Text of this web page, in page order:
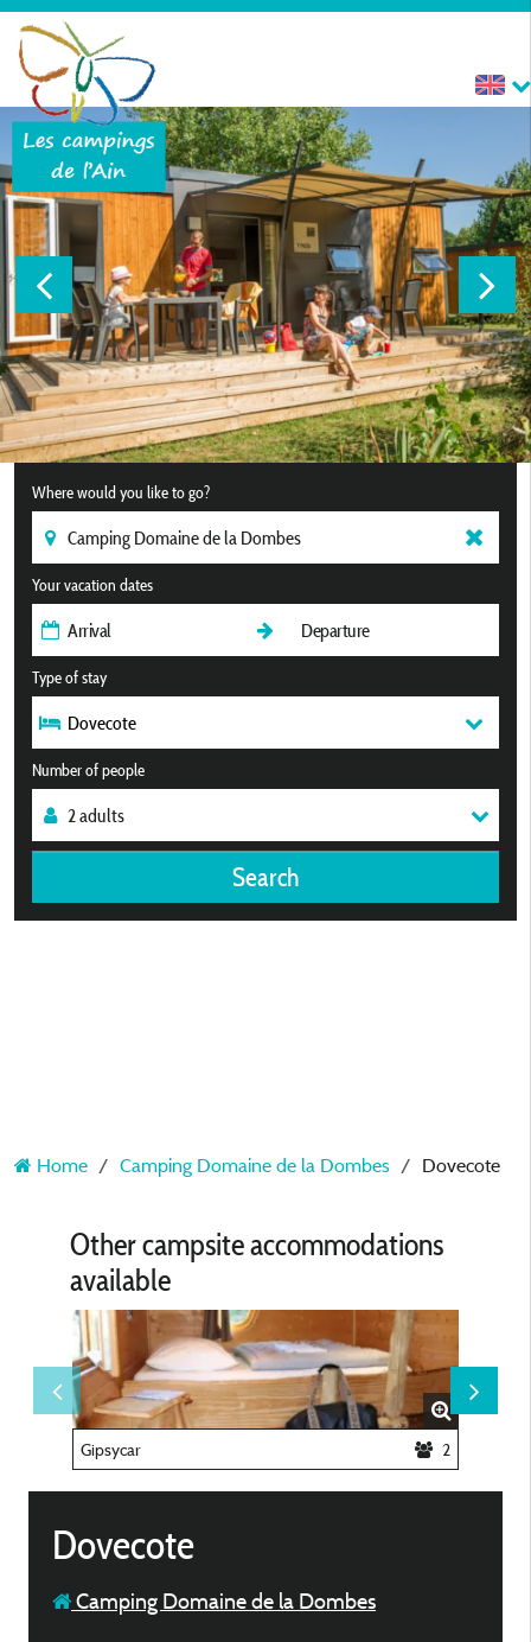
Where would you like to go?
Your vacation dates
Type of stay
Dovecote
Number of people
Search
Home Camping Domaine de la Dombes Dovecote
Other campsite accommodations
available
Gipsycar 2
Dovecote
Camping Domaine de la Dombes